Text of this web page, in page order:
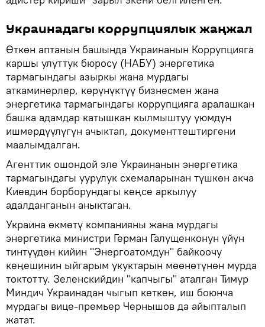
Украинадагы коррупциялык жаңжал
Өткөн аптанын башында Украинанын Коррупцияга
каршы улуттук бюросу (НАБУ) энергетика
тармагындагы азыркы жана мурдагы
аткаминерлер, көрүнүктүү бизнесмен жана
энергетика тармагындагы коррупцияга аралашкан
башка адамдар катышкан кылмыштуу уюмдун
ишмердүүлүгүн ачыктап, документтештиргени
маалымдалган.
Агенттик ошондой эле Украинанын энергетика
тармагындагы уурулук схемаларынан түшкөн акча
Киевдин борборундагы кеңсе аркылуу
адалданганын аныктаган.
Украина өкмөтү компанияны жана мурдагы
энергетика министри Герман Галущенконун үйүн
тинтүүдөн кийин "Энергоатомдун" байкоочу
кеңешинин ыйгарым укуктарын мөөнөтүнөн мурда
токтотту. Зеленскийдин "капчыгы" аталган Тимур
Миндич Украинадан чыгып кеткен, иш боюнча
мурдагы вице-премьер Чернышов да айыпталып
жатат.